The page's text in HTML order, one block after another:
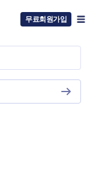
무료회원가입